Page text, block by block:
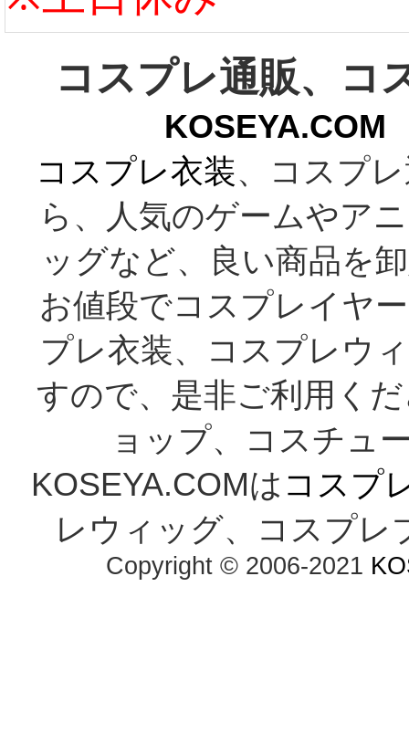
コスプレ通販、コ
コスプレ衣装、コスプ
ら、人気のゲームやア
ッグなど、良い商品を
お値段でコスプレイヤ
プレ衣装、コスプレウ
すので、是非ご利用く
ョップ、コスチュ
KOSEYA.COMは コスプ
レウィッグ、コスプレ
Copyright © 2006-2021